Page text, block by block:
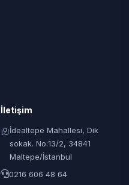
İletişim
İdealtepe Mahallesi, Dik
sokak. No:13/2, 34841
Maltepe/İstanbul
0216 606 48 64